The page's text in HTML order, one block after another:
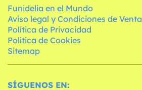
Funidelia en el Mundo
Aviso legal y Condiciones de Venta
Política de Privacidad
Política de Cookies
Sitemap
SÍGUENOS EN: